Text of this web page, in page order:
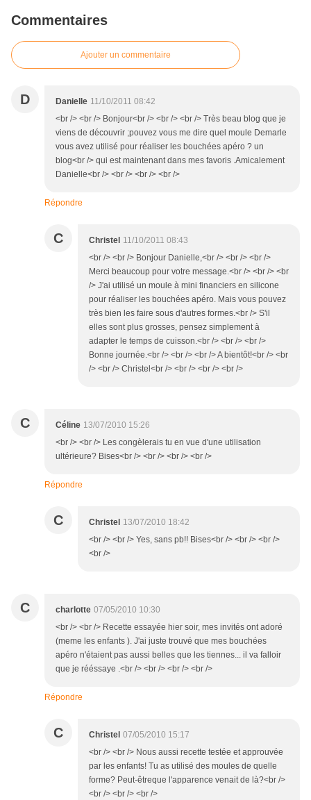
Commentaires
Ajouter un commentaire
D Danielle 11/10/2011 08:42
<br /> <br /> Bonjour<br /> <br /> <br /> Très beau blog que je
viens de découvrir ;pouvez vous me dire quel moule Demarle
vous avez utilisé pour réaliser les bouchées apéro ? un
blog<br /> qui est maintenant dans mes favoris .Amicalement
Danielle<br /> <br /> <br /> <br />
Répondre
C Christel 11/10/2011 08:43
<br /> <br /> Bonjour Danielle,<br /> <br /> <br />
Merci beaucoup pour votre message.<br /> <br /> <br
/> J'ai utilisé un moule à mini financiers en silicone
pour réaliser les bouchées apéro. Mais vous pouvez
très bien les faire sous d'autres formes.<br /> S'il
elles sont plus grosses, pensez simplement à
adapter le temps de cuisson.<br /> <br /> <br />
Bonne journée.<br /> <br /> <br /> A bientôt!<br /> <br
/> <br /> Christel<br /> <br /> <br /> <br />
C Céline 13/07/2010 15:26
<br /> <br /> Les congèlerais tu en vue d'une utilisation
ultérieure? Bises<br /> <br /> <br /> <br />
Répondre
C Christel 13/07/2010 18:42
<br /> <br /> Yes, sans pb!! Bises<br /> <br /> <br />
<br />
C charlotte 07/05/2010 10:30
<br /> <br /> Recette essayée hier soir, mes invités ont adoré
(meme les enfants ). J'ai juste trouvé que mes bouchées
apéro n'étaient pas aussi belles que les tiennes... il va falloir
que je rééssaye .<br /> <br /> <br /> <br />
Répondre
C Christel 07/05/2010 15:17
<br /> <br /> Nous aussi recette testée et approuvée
par les enfants! Tu as utilisé des moules de quelle
forme? Peut-êtreque l'apparence venait de là?<br />
<br /> <br /> <br />